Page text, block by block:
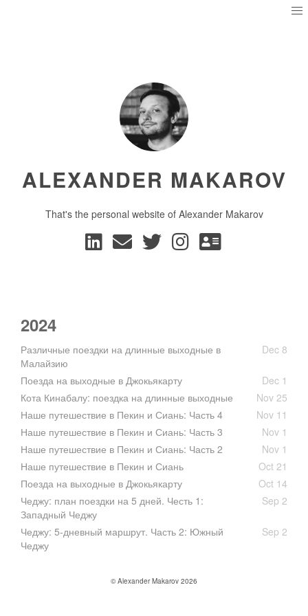
ALEXANDER MAKAROV
That's the personal website of Alexander Makarov
2024
Различные поездки на длинные выходные в
Малайзию
Dec 8
Поезда на выходные в Джокьякарту
Dec 1
Кота Кинабалу: поездка на длинные выходные
Nov 25
Наше путешествие в Пекин и Сиань: Часть 4
Nov 11
Наше путешествие в Пекин и Сиань: Часть 3
Nov 1
Наше путешествие в Пекин и Сиань: Часть 2
Nov 1
Наше путешествие в Пекин и Сиань
Oct 21
Поезда на выходные в Джокьякарту
Oct 14
Чеджу: план поездки на 5 дней. Честь 1:
Западный Чеджу
Sep 2
Чеджу: 5-дневный маршрут. Часть 2: Южный
Чеджу
Sep 2
© Alexander Makarov 2026